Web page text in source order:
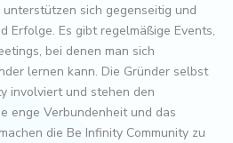
sich gegenseitig und
Erfolge. Es gibt regelmäßige Events,
bei denen man sich
lernen kann. Die Gründer selbst
involviert und stehen den
enge Verbundenheit und das
die Be Infinity Community zu